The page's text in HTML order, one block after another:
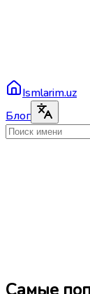
Ismlarim.uz
Блог